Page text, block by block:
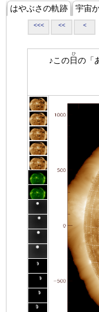
はやぶさの軌跡 宇宙
<<< << <
♪この日
ひ
の「